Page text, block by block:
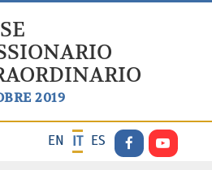
2019
EN IT ES